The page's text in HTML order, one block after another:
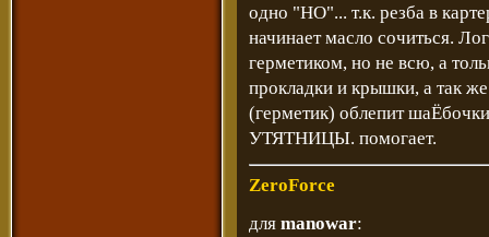
одно "НО"... т.к. резба в
начинает масло сочиться.
герметиком, но не всю, а
прокладки и крышки, а так
(герметик) облепит
УТЯТНИЦЫ. помогает.
ZeroForce
для manowar: